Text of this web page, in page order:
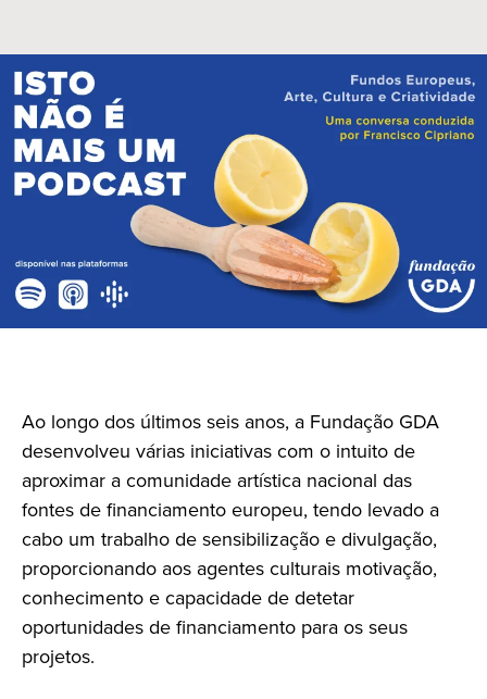
Ao longo dos últimos seis anos, a Fundação GDA
desenvolveu várias iniciativas com o intuito de
aproximar a comunidade artística nacional das
fontes de financiamento europeu, tendo levado a
cabo um trabalho de sensibilização e divulgação,
proporcionando aos agentes culturais motivação,
conhecimento e capacidade de detetar
oportunidades de financiamento para os seus
projetos.